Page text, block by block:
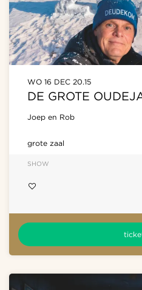
DE GROTE
Joep en Rob
WO 16 DEC 20.15
grote zaal
SHOW